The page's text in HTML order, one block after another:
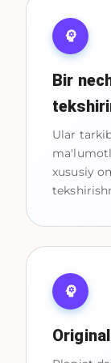
Bir
Ular
xususiy